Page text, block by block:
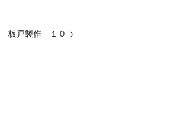
板戸製作 １０